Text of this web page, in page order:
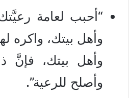
“أحبب لعامة
وأهل بيتك، واكره
وأهل بيتك، فإنَّ
وأصلح للرعية”.